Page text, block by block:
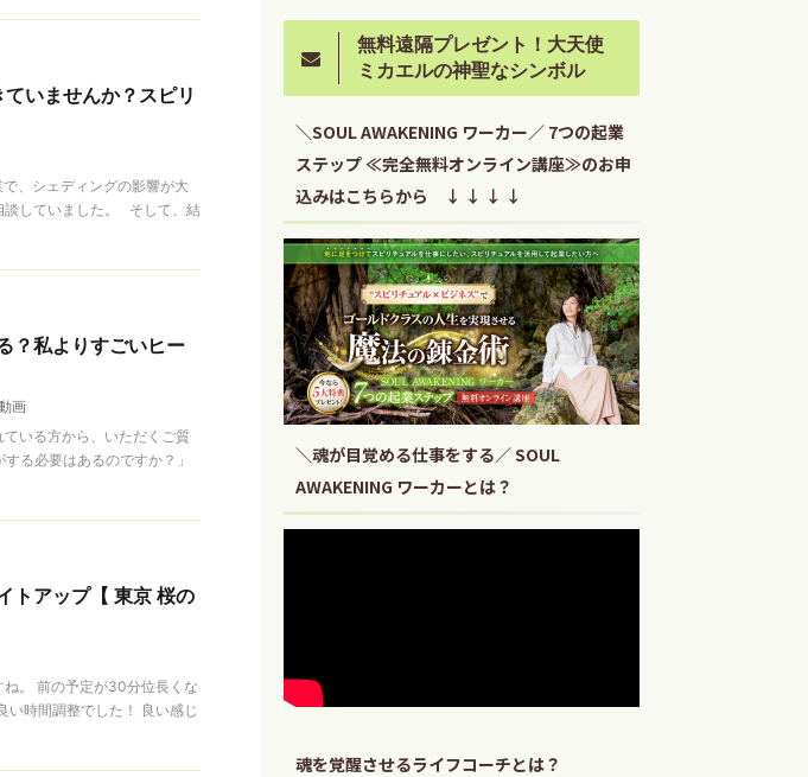
いませんか？スピリ
、シェディングの影響が大
談していました。 そして、結
？私よりすごいヒー
画
いる方から、いただくご質
る必要はあるのですか？」
トアップ【 東京 桜の
。 前の予定が30分位長くな
い時間調整でした！ 良い感じ
無料遠隔プレゼント！大天使
ミカエルの神聖なシンボル
＼SOUL AWAKENING ワーカー／ 7つの起業
ステップ ≪完全無料オンライン講座≫のお申
込みはこちらから ↓ ↓ ↓ ↓
＼魂が目覚める仕事をする／ SOUL
AWAKENING ワーカーとは？
魂を覚醒させるライフコーチとは？